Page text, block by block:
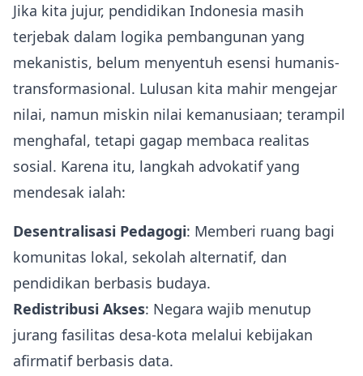
Jika kita jujur, pendidikan Indonesia masih
terjebak dalam logika pembangunan yang
mekanistis, belum menyentuh esensi humanis-
transformasional. Lulusan kita mahir mengejar
nilai, namun miskin nilai kemanusiaan; terampil
menghafal, tetapi gagap membaca realitas
sosial. Karena itu, langkah advokatif yang
mendesak ialah:
Desentralisasi Pedagogi: Memberi ruang bagi
komunitas lokal, sekolah alternatif, dan
pendidikan berbasis budaya.
Redistribusi Akses: Negara wajib menutup
jurang fasilitas desa-kota melalui kebijakan
afirmatif berbasis data.